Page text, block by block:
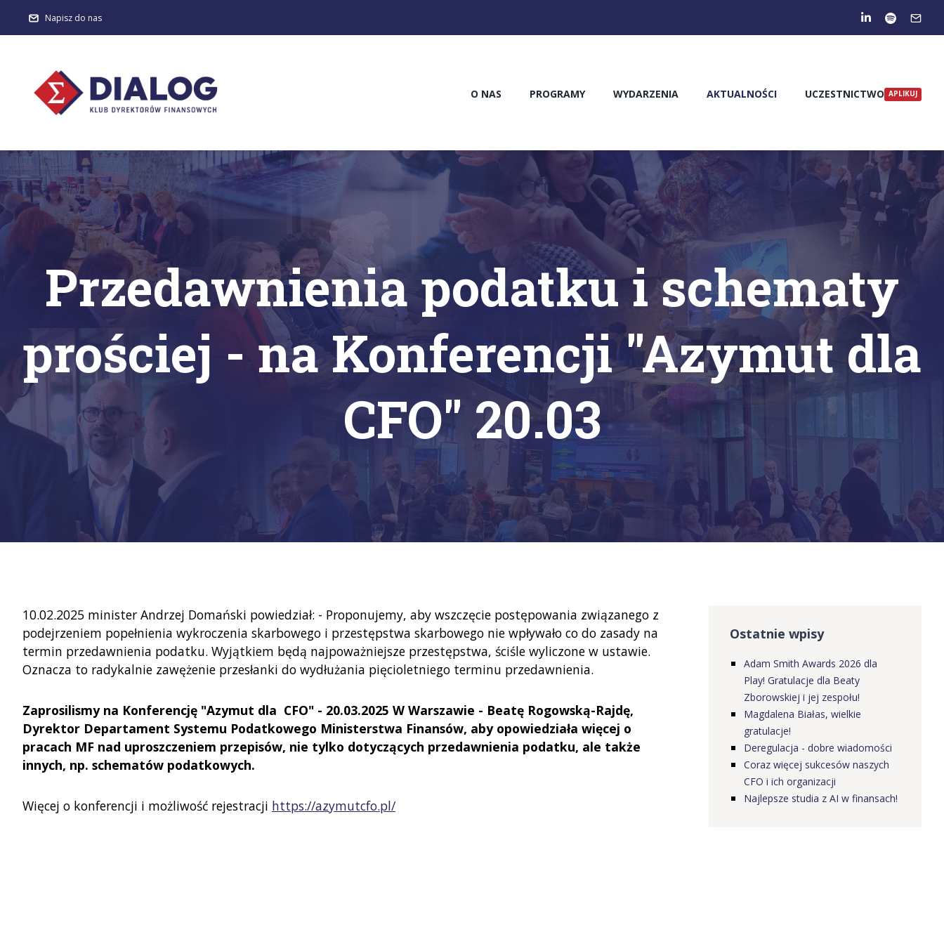
Napisz do nas
O NAS PROGRAMY WYDARZENIA AKTUALNOŚCI UCZESTNICTWO
Przedawnienia podatku i schematy
prościej - na Konferencji "Azymut dla
CFO" 20.03
10.02.2025 minister Andrzej Domański powiedział: - Proponujemy, aby wszczęcie postępowania związanego z
podejrzeniem popełnienia wykroczenia skarbowego i przestępstwa skarbowego nie wpływało co do zasady na
termin przedawnienia podatku. Wyjątkiem będą najpoważniejsze przestępstwa, ściśle wyliczone w ustawie.
Oznacza to radykalnie zawężenie przesłanki do wydłużania pięcioletniego terminu przedawnienia.
Zaprosilismy na Konferencję "Azymut dla CFO" - 20.03.2025 W Warszawie - Beatę Rogowską-Rajdę,
Dyrektor Departament Systemu Podatkowego Ministerstwa Finansów, aby opowiedziała więcej o
pracach MF nad uproszczeniem przepisów, nie tylko dotyczących przedawnienia podatku, ale także
innych, np. schematów podatkowych.
Więcej o konferencji i możliwość rejestracji https://azymutcfo.pl/
Ostatnie wpisy
Adam Smith Awards 2026 dla
Play! Gratulacje dla Beaty
Zborowskiej i jej zespołu!
Magdalena Białas, wielkie
gratulacje!
Deregulacja - dobre wiadomości
Coraz więcej sukcesów naszych
CFO i ich organizacji
Najlepsze studia z AI w finansach!